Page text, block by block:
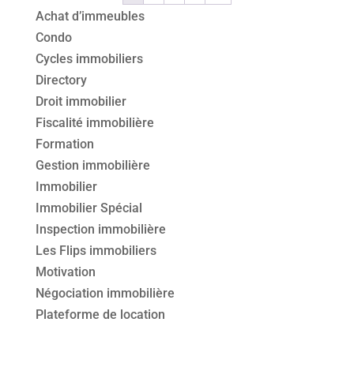
Achat d’immeubles
Condo
Cycles immobiliers
Directory
Droit immobilier
Fiscalité immobilière
Formation
Gestion immobilière
Immobilier
Immobilier Spécial
Inspection immobilière
Les Flips immobiliers
Motivation
Négociation immobilière
Plateforme de location